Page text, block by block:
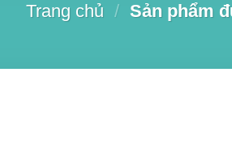
Trang chủ / Sản phẩm